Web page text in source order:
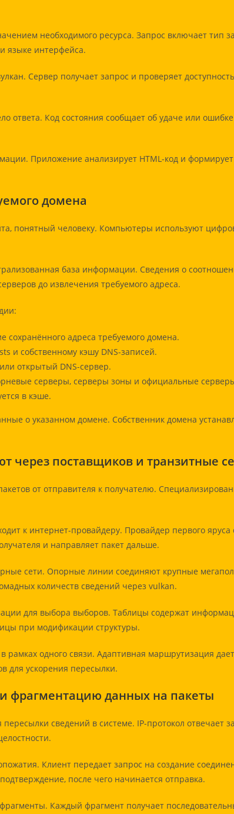
необходимого ресурса. Запрос включает тип
языке интерфейса.
Сервер получает запрос и проверяет
ответа. Код состояния сообщает об удаче или
Приложение анализирует HTML-код и
домена
понятный человеку. Компьютеры используют
база информации. Сведения о
до извлечения требуемого адреса.
сохранённого адреса требуемого домена.
и собственному кэшу DNS-записей.
открытый DNS-сервер.
серверы, серверы зоны и официальные
в кэше.
о указанном домене. Собственник домена
через поставщиков и транзитные
от отправителя к получателю.
к интернет-провайдеру. Провайдер первого
и направляет пакет дальше.
сети. Опорные линии соединяют крупные
количеств сведений через vulkan.
для выбора выборов. Таблицы содержат
при модификации структуры.
одного связи. Адаптивная маршрутизация
для ускорения пересылки.
и фрагментацию данных на пакеты
пересылки сведений в системе. IP-протокол отвечает
Клиент передает запрос на создание
после чего начинается отправка.
Каждый фрагмент получает